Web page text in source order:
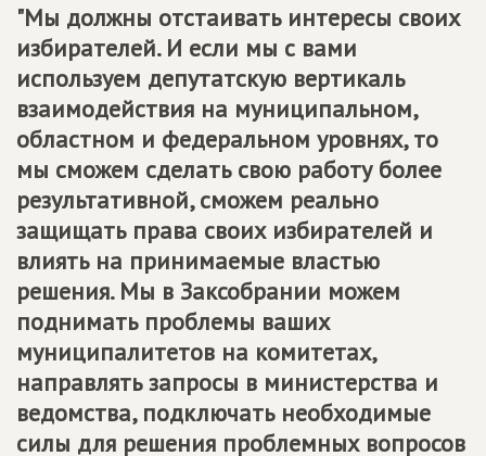
"Мы должны отстаивать интересы своих
избирателей. И если мы с вами
используем депутатскую вертикаль
взаимодействия на муниципальном,
областном и федеральном уровнях, то
мы сможем сделать свою работу более
результативной, сможем реально
защищать права своих избирателей и
влиять на принимаемые властью
решения. Мы в Заксобрании можем
поднимать проблемы ваших
муниципалитетов на комитетах,
направлять запросы в министерства и
ведомства, подключать необходимые
силы для решения проблемных вопросов